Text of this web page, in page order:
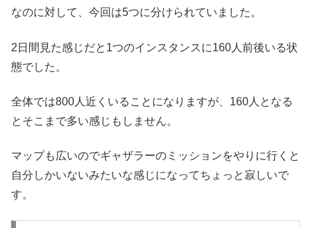
なのに対して、今回は5つに分けられていました。
2日間見た感じだと1つのインスタンスに160人前後いる状
態でした。
全体では800人近くいることになりますが、160人となる
とそこまで多い感じもしません。
マップも広いのでギャザラーのミッションをやりに行くと
自分しかいないみたいな感じになってちょっと寂しいで
す。